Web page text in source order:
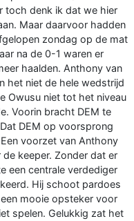
toch denk ik dat we hier
Maar daarvoor hadden
zondag op de mat
na de 0-1 waren er
haalden. Anthony van
het niet de hele wedstrijd
Owusu niet tot het niveau
Voorin bracht DEM te
DEM op voorsprong
voorzet van Anthony
keeper. Zonder dat er
een centrale verdediger
Hij schoot pardoes
mooie opsteker voor
spelen. Gelukkig zat het